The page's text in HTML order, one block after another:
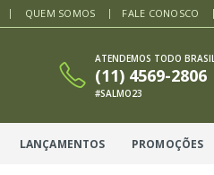
QUEM SOMOS FALE CONOSCO
ATENDEMOS TODO BRASIL
(11) 4569-2806
#SALMO23
LANÇAMENTOS PROMOÇÕES